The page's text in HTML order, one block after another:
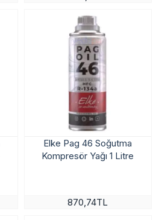
Elke Pag 46 Soğutma
Kompresör Yağı 1 Litre
870,74TL